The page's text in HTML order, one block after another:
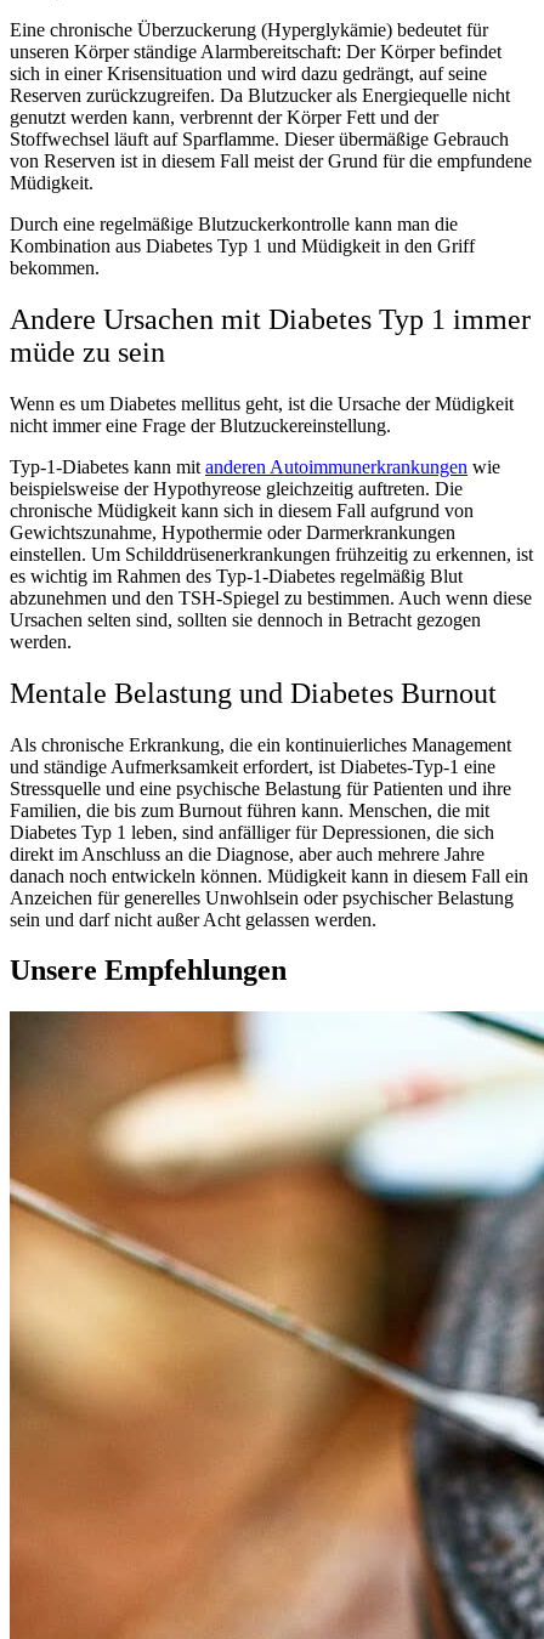
Eine chronische Überzuckerung (Hyperglykämie) bedeutet für
unseren Körper ständige Alarmbereitschaft: Der Körper befindet
sich in einer Krisensituation und wird dazu gedrängt, auf seine
Reserven zurückzugreifen. Da Blutzucker als Energiequelle nicht
genutzt werden kann, verbrennt der Körper Fett und der
Stoffwechsel läuft auf Sparflamme. Dieser übermäßige Gebrauch
von Reserven ist in diesem Fall meist der Grund für die empfundene
Müdigkeit.
Durch eine regelmäßige Blutzuckerkontrolle kann man die
Kombination aus Diabetes Typ 1 und Müdigkeit in den Griff
bekommen.
Andere Ursachen mit Diabetes Typ 1 immer
müde zu sein
Wenn es um Diabetes mellitus geht, ist die Ursache der Müdigkeit
nicht immer eine Frage der Blutzuckereinstellung.
Typ-1-Diabetes kann mit anderen Autoimmunerkrankungen wie
beispielsweise der Hypothyreose gleichzeitig auftreten. Die
chronische Müdigkeit kann sich in diesem Fall aufgrund von
Gewichtszunahme, Hypothermie oder Darmerkrankungen
einstellen. Um Schilddrüsenerkrankungen frühzeitig zu erkennen, ist
es wichtig im Rahmen des Typ-1-Diabetes regelmäßig Blut
abzunehmen und den TSH-Spiegel zu bestimmen. Auch wenn diese
Ursachen selten sind, sollten sie dennoch in Betracht gezogen
werden.
Mentale Belastung und Diabetes Burnout
Als chronische Erkrankung, die ein kontinuierliches Management
und ständige Aufmerksamkeit erfordert, ist Diabetes-Typ-1 eine
Stressquelle und eine psychische Belastung für Patienten und ihre
Familien, die bis zum Burnout führen kann. Menschen, die mit
Diabetes Typ 1 leben, sind anfälliger für Depressionen, die sich
direkt im Anschluss an die Diagnose, aber auch mehrere Jahre
danach noch entwickeln können. Müdigkeit kann in diesem Fall ein
Anzeichen für generelles Unwohlsein oder psychischer Belastung
sein und darf nicht außer Acht gelassen werden.
Unsere Empfehlungen